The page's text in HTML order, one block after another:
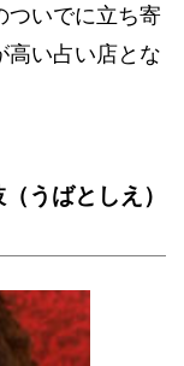
ついでに立ち寄
高い占い店とな
うばとしえ）